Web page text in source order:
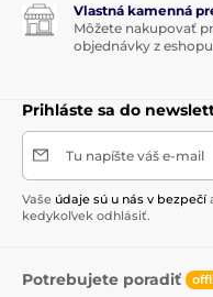
Vlastná kamenná
Môžete nakupovať
objednávky z
Prihláste sa do
Tu napíšte váš e-mail
Vaše údaje sú u nás v bezpečí
kedykoľvek odhlásiť.
Potrebujete poradiť